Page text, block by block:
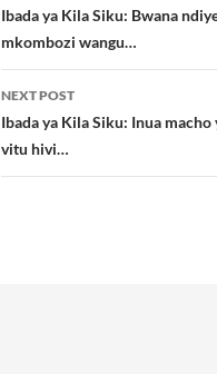
navigation
Ibada ya Kila Siku: Bwana
mkombozi wangu…
NEXT POST
Ibada ya Kila Siku: Inua
vitu hivi…